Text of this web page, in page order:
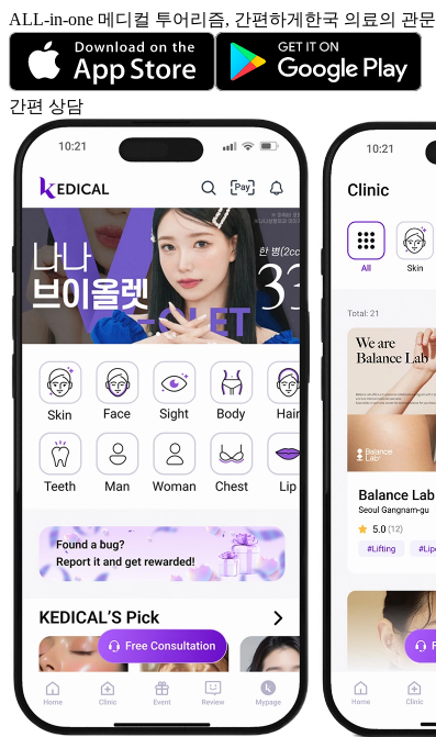
ALL-in-one 메디컬 투어리즘, 간편하게 한국 의료의 관문
간편 상담